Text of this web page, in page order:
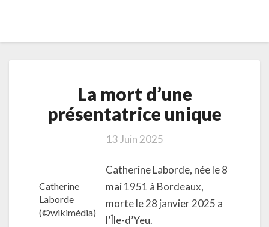
mort
d’une
présentatrice
La mort d’une
présentatrice unique
13 Juin 2025
Catherine
Laborde
(©wikimédia)
Catherine Laborde, née le 8
mai 1951 à Bordeaux,
morte le 28 janvier 2025 a
l’Île-d’Yeu.